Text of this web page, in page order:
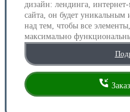
дизайн: лендинга,
сайта, он будет
над тем, чтобы все
максимально